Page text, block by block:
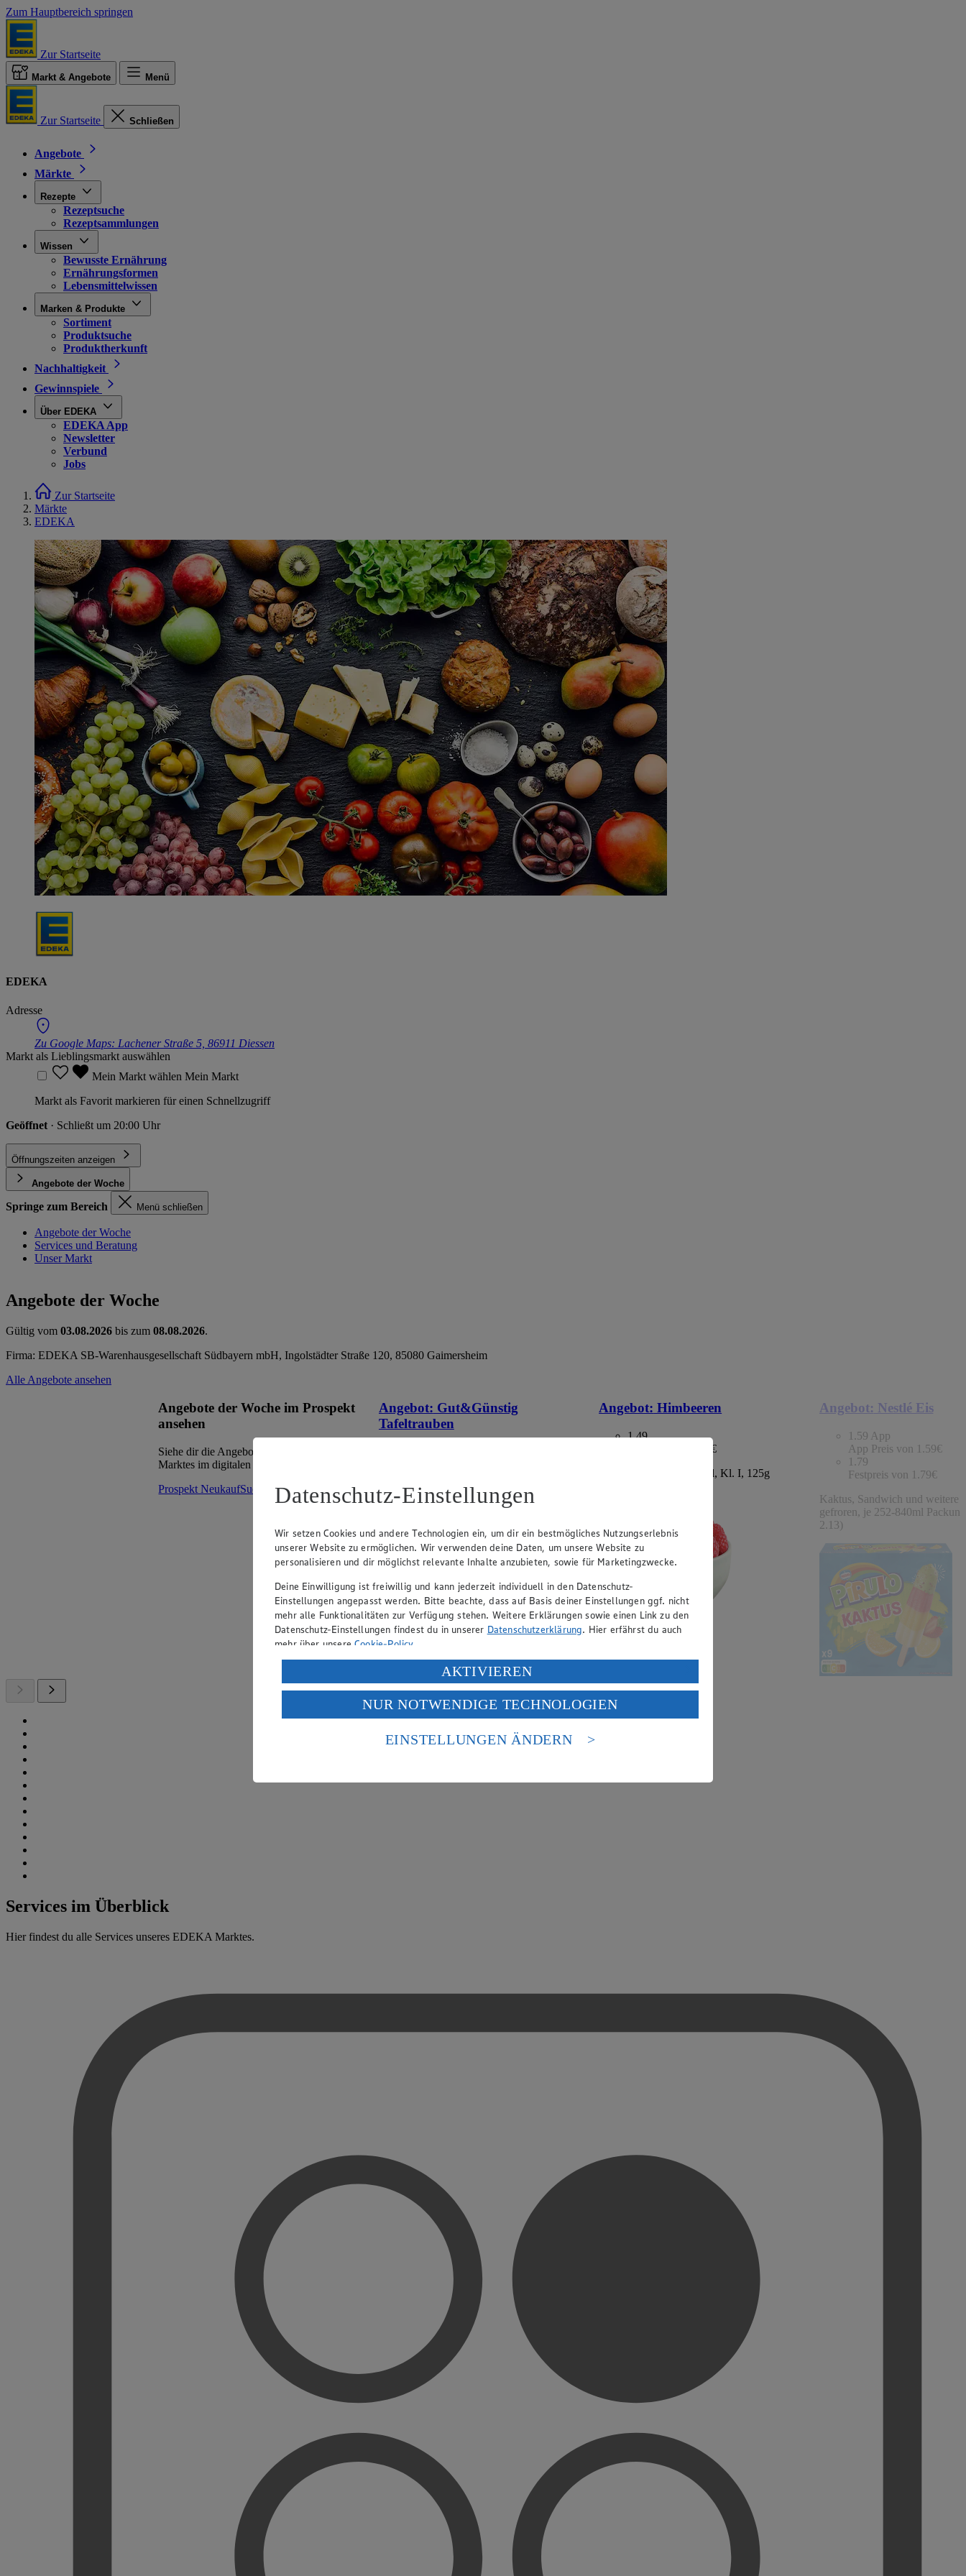
Zum Hauptbereich springen
Zur Startseite
Markt & Angebote Menü
Zur Startseite Schließen
Angebote
Märkte
Rezepte
Rezeptsuche
Rezeptsammlungen
Wissen
Bewusste Ernährung
Ernährungsformen
Lebensmittelwissen
Marken & Produkte
Sortiment
Produktsuche
Produktherkunft
Nachhaltigkeit
Gewinnspiele
Über EDEKA
EDEKA App
Newsletter
Verbund
Jobs
Zur Startseite
Märkte
EDEKA
EDEKA
Adresse
Zu Google Maps: Lachener Straße 5, 86911 Diessen
Markt als Lieblingsmarkt auswählen
Mein Markt wählen Mein Markt
Markt als Favorit markieren für einen Schnellzugriff
Geöffnet · Schließt um 20:00 Uhr
Öffnungszeiten anzeigen
Angebote der Woche
Springe zum Bereich Menü schließen
Angebote der Woche
Services und Beratung
Unser Markt
Angebote der Woche
Gültig vom 03.08.2026 bis zum 08.08.2026.
Firma: EDEKA SB-Warenhausgesellschaft Südbayern mbH, Ingolstädter Straße 120, 85080 Gaimersheim
Alle Angebote ansehen
Angebote der Woche im Prospekt
ansehen
Siehe dir die Angebote der Woche deines
Marktes im digitalen Blätterkatalog an.
Prospekt NeukaufSued im Browser
Ansehen
Angebot: Gut&Günstig
Tafeltrauben
hell, kernlos, aus Italien/Spanien, Kl. I, 500g
Packung, (1kg=2.98)
Angebot: Himbeeren
1.49
Festpreis von 1.49€
aus Deutschland/Portugal, Kl. I, 125g
Angebot: Nestlé Eis
1.59 App
App Preis von 1.59€
1.79
Festpreis von 1.79€
Kaktus, Sandwich und weitere
gefroren, je 252-840ml
2.13)
Services im Überblick
Hier findest du alle Services unseres EDEKA Marktes.
Datenschutz-Einstellungen
Wir setzen Cookies und andere Technologien ein, um dir ein bestmögliches Nutzungserlebnis
unserer Website zu ermöglichen. Wir verwenden deine Daten, um unsere Website zu
personalisieren und dir möglichst relevante Inhalte anzubieten, sowie für Marketingzwecke.
Deine Einwilligung ist freiwillig und kann jederzeit individuell in den Datenschutz-
Einstellungen angepasst werden. Bitte beachte, dass auf Basis deiner Einstellungen ggf. nicht
mehr alle Funktionalitäten zur Verfügung stehen. Weitere Erklärungen sowie einen Link zu den
Datenschutz-Einstellungen findest du in unserer Datenschutzerklärung. Hier erfährst du auch
mehr über unsereCookie-Policy.
Verarbeitung deiner personenbezogenen Daten in den USA durch Facebook und YouTube:
Wenn du auf „Aktivieren“ klickst, willigst du im Sinne des Art. 49 Abs. 1 Satz 1 lit. a) DSGVO
ein, dass deine Daten in den USA verarbeitet werden. Der EuGH sieht die USA als Land mit
einem nach europäischen Standards nicht angemessenen Datenschutzniveau an. Es besteht das
Risiko eines Zugriffs durch US-amerikanische Behörden.
AKTIVIEREN
NUR NOTWENDIGE TECHNOLOGIEN
EINSTELLUNGEN ÄNDERN